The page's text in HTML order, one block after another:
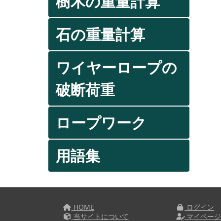
石の重量計算
ワイヤーロープの
破断荷重
ロープワーク
用語集
HOME
当サイトについて
ログイン
マイページ